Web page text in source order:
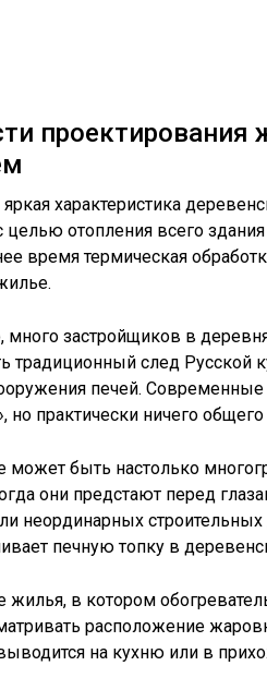
яркая характеристика
целью отопления всего
время термическая
много застройщиков в
традиционный след Русской
печей. Современные
но практически ничего
может быть настолько
они предстают перед
неординарных
печную топку в
жилья, в котором
расположение
на кухню или в